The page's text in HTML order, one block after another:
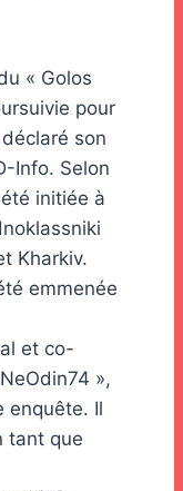
« Golos
pour
son
Info. Selon
initiée à
Kharkiv.
emmenée
et co-
»,
enquête. Il
tant que